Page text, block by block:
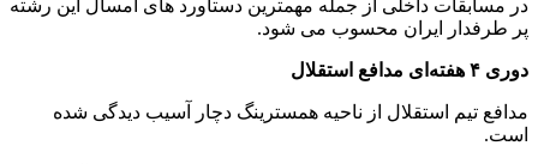
در مسابقات داخلی از جمله مهمترین دستاورد های امسال این رشته
پر طرفدار ایران محسوب می شود.
دوری ۴ هفته‌ای مدافع استقلال
مدافع تیم استقلال از ناحیه همسترینگ دچار آسیب دیدگی شده
است.